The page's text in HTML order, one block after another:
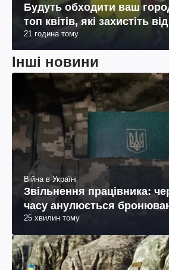
Будуть обходити ваш
топ квітів, які захистіть
21 година тому
Інші новини
Війна в Україні
Звільнення працівника:
часу анулюється
25 хвилин тому